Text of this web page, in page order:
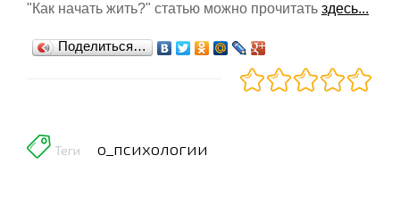
"Как начать жить?" статью можно прочитать здесь...
Поделиться…
Теги о_психологии